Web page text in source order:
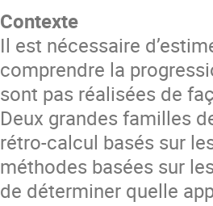
Contexte
Il est nécessaire
comprendre la
sont pas réalisées de
Deux grandes familles
rétro-calcul basés sur
méthodes basées sur
de déterminer quelle